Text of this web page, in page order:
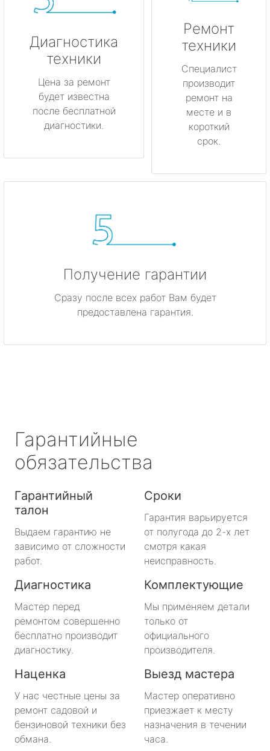
Диагностика
техники
Цена за ремонт
будет известна
после бесплатной
диагностики.
Ремонт
техники
Специалист
производит
ремонт на
месте и в
короткий
срок.
Получение гарантии
Сразу после всех работ Вам будет
предоставлена гарантия.
Гарантийные
обязательства
Гарантийный
талон
Выдаем гарантию не
зависимо от сложности
работ.
Сроки
Гарантия варьируется
от полугода до 2-х лет
смотря какая
неисправность.
Диагностика
Мастер перед
ремонтом совершенно
бесплатно производит
диагностику.
Комплектующие
Мы применяем детали
только от
официального
производителя.
Наценка
У нас честные цены за
ремонт садовой и
бензиновой техники без
обмана.
Выезд мастера
Мастер оперативно
приезжает к месту
назначения в течении
часа.